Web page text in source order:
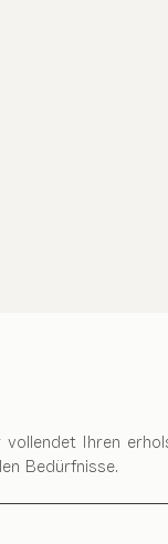
vollendet Ihren
Bedürfnisse.